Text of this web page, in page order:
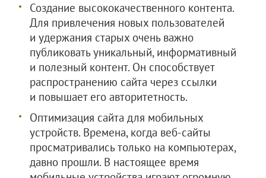
Создание высококачественного контента.
Для привлечения новых пользователей
и удержания старых очень важно
публиковать уникальный, информативный
и полезный контент. Он способствует
распространению сайта через ссылки
и повышает его авторитетность.
Оптимизация сайта для мобильных
устройств. Времена, когда веб-сайты
просматривались только на компьютерах,
давно прошли. В настоящее время